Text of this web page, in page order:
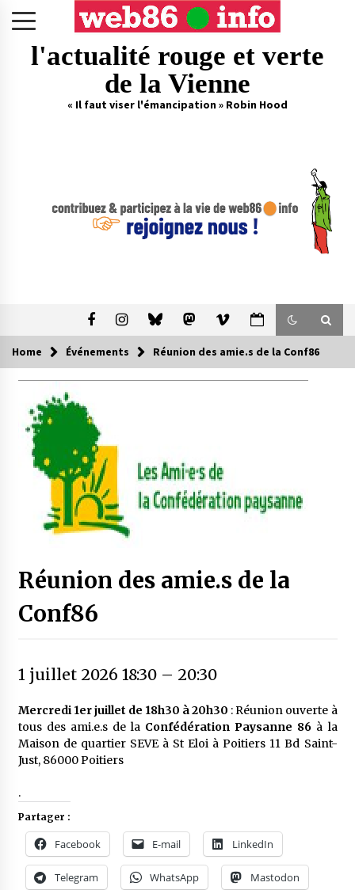
l'actualité rouge et verte
de la Vienne
« Il faut viser l'émancipation » Robin Hood
Home Événements Réunion des amie.s de la Conf86
Réunion des amie.s de la
Conf86
1 juillet 2026 18:30– 20:30
Mercredi 1er juillet de 18h30 à 20h30 : Réunion ouverte à
tous des ami.e.s de la Confédération Paysanne 86 à la
Maison de quartier SEVE à St Eloi à Poitiers 11 Bd Saint-
Just, 86000 Poitiers
.
Partager :
Facebook E-mail LinkedIn
Telegram WhatsApp Mastodon